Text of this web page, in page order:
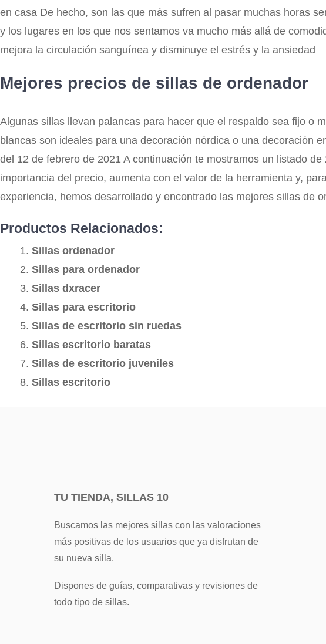
en casa De hecho, son las que más sufren al pasar muchas horas
y los lugares en los que nos sentamos va mucho más allá de
mejora la circulación sanguínea y disminuye el estrés y la ansiedad
Mejores precios de sillas de ordenador
Algunas sillas llevan palancas para hacer que el respaldo sea fijo o
blancas son ideales para una decoración nórdica o una decoración
del 12 de febrero de 2021 A continuación te mostramos un listado
importancia del precio, aumenta con el valor de la herramienta y,
experiencia, hemos desarrollado y encontrado las mejores sillas de
Productos Relacionados:
Sillas ordenador
Sillas para ordenador
Sillas dxracer
Sillas para escritorio
Sillas de escritorio sin ruedas
Sillas escritorio baratas
Sillas de escritorio juveniles
Sillas escritorio
TU TIENDA, SILLAS 10
Buscamos las mejores sillas con las valoraciones
más positivas de los usuarios que ya disfrutan de
su nueva silla.
Dispones de guías, comparativas y revisiones de
todo tipo de sillas.